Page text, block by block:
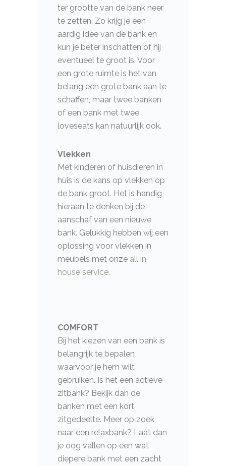
ter grootte van de bank neer
te zetten. Zo krijg je een
aardig idee van de bank en
kun je beter inschatten of hij
eventueel te groot is. Voor
een grote ruimte is het van
belang een grote bank aan te
schaffen, maar twee banken
of een bank met twee
loveseats kan natuurlijk ook.
Vlekken
Met kinderen of huisdieren in
huis is de kans op vlekken op
de bank groot. Het is handig
hieraan te denken bij de
aanschaf van een nieuwe
bank. Gelukkig hebben wij een
oplossing voor vlekken in
meubels met onze all in
house service.
COMFORT
Bij het kiezen van een bank is
belangrijk te bepalen
waarvoor je hem wilt
gebruiken. Is het een actieve
zitbank? Bekijk dan de
banken met een kort
zitgedeelte. Meer op zoek
naar een relaxbank? Laat dan
je oog vallen op een wat
diepere bank met een zacht